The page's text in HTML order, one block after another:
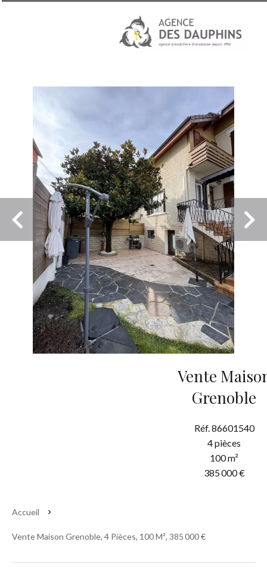
Vente
Grenoble
Réf. 86601540
4 pièces
100 m²
385 000 €
Accueil
Vente Maison Grenoble, 4 Pièces, 100 M², 385 000 €